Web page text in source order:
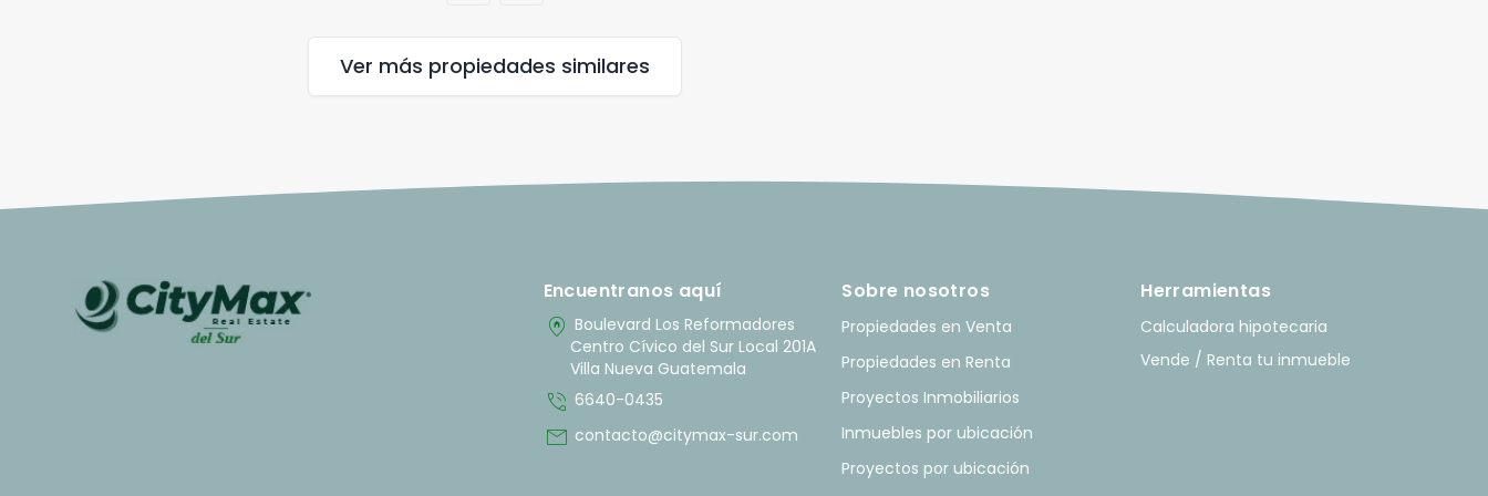
Ver más propiedades similares
Encuentranos aquí
home_pin Boulevard Los Reformadores
Centro Cívico del Sur Local 201A
Villa Nueva Guatemala
phone_in_talk 6640-0435
mail contacto@citymax-sur.com
Sobre nosotros
Propiedades en Venta
Propiedades en Renta
Proyectos Inmobiliarios
Inmuebles por ubicación
Proyectos por ubicación
Herramientas
Calculadora hipotecaria
Vende / Renta tu inmueble